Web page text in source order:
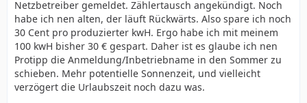
Netzbetreiber gemeldet. Zählertausch angekündigt. Noch
habe ich nen alten, der läuft Rückwärts. Also spare ich noch
30 Cent pro produzierter kwH. Ergo habe ich mit meinem
100 kwH bisher 30 € gespart. Daher ist es glaube ich nen
Protipp die Anmeldung/Inbetriebname in den Sommer zu
schieben. Mehr potentielle Sonnenzeit, und vielleicht
verzögert die Urlaubszeit noch dazu was.